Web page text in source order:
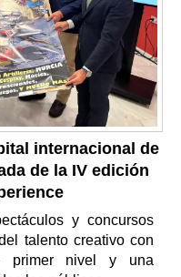
internacional de
de la IV edición
y concursos
talento creativo con
primer nivel y una